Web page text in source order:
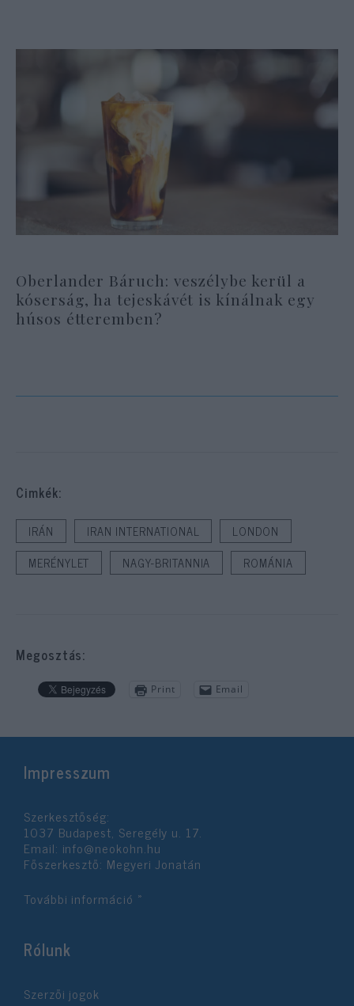
Oberlander Báruch: veszélybe kerül a
kóserság, ha tejeskávét is kínálnak egy
húsos étteremben?
Cimkék:
IRÁN IRAN INTERNATIONAL
LONDON
MERÉNYLET
NAGY-BRITANNIA ROMÁNIA
Megosztás:
Print Email
Impresszum
Szerkesztőség:
1037 Budapest, Seregély u. 17.
Email: info@neokohn.hu
Főszerkesztő: Megyeri Jonatán
További információ »
Rólunk
Szerzői jogok